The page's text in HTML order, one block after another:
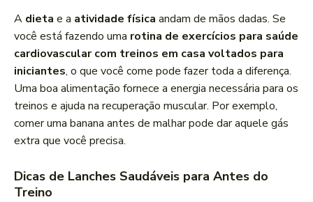
A dieta e a atividade física andam de mãos dadas. Se
você está fazendo uma rotina de exercícios para saúde
cardiovascular com treinos em casa voltados para
iniciantes, o que você come pode fazer toda a diferença.
Uma boa alimentação fornece a energia necessária para os
treinos e ajuda na recuperação muscular. Por exemplo,
comer uma banana antes de malhar pode dar aquele gás
extra que você precisa.
Dicas de Lanches Saudáveis para Antes do
Treino